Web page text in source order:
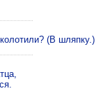
(В шляпку.)